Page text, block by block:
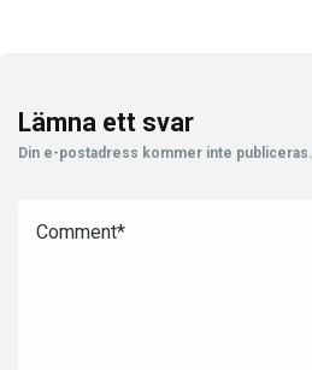
Lämna ett svar
Din e-postadress kommer inte publiceras.